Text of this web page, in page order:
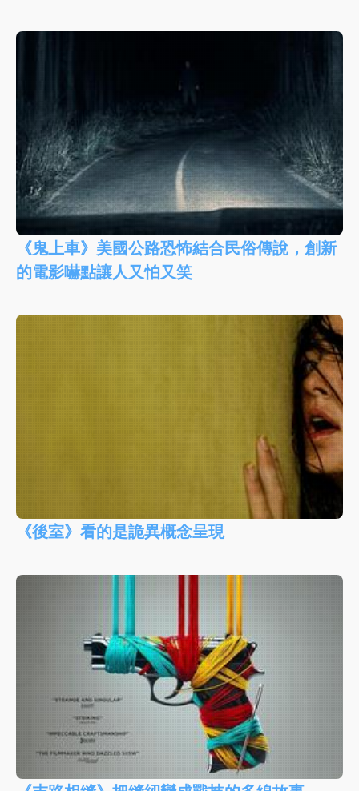
《鬼上車》美國公路恐怖結合民俗傳說，創新
的電影嚇點讓人又怕又笑
《後室》看的是詭異概念呈現